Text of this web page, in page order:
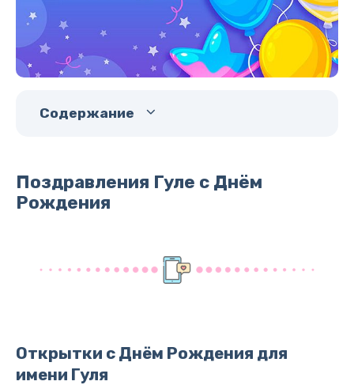
Содержание
Поздравления Гуле с Днём
Рождения
Открытки с Днём Рождения для
имени Гуля